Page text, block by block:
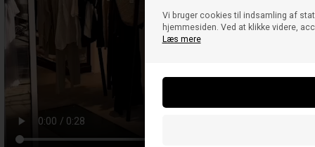
Vi bruger cookies til indsamling af
hjemmesiden. Ved at klikke videre,
Læs mere